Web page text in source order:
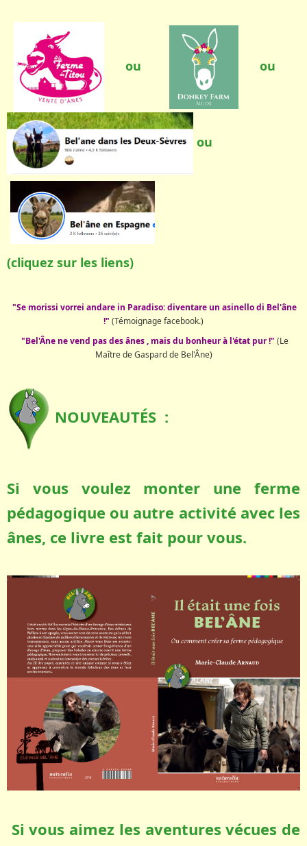
ou ou
ou
(cliquez sur les liens)
"Se morissi vorrei andare in Paradiso: diventare un asinello di Bel'âne
!" (Témoignage facebook.)
"Bel'Âne ne vend pas des ânes , mais du bonheur à l'état pur !" (Le
Maître de Gaspard de Bel'Âne)
NOUVEAUTÉS :
Si vous voulez monter une ferme
pédagogique ou autre activité avec les
ânes, ce livre est fait pour vous.
Si vous aimez les aventures vécues de